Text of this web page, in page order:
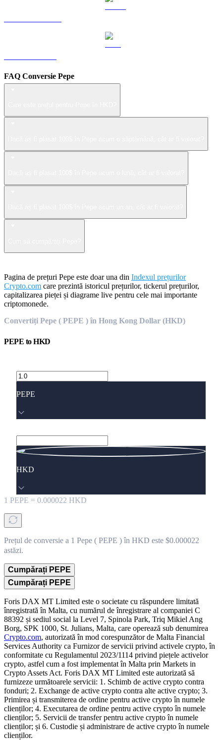
FAQ Conversie Pepe
Pagina de prețuri Pepe este doar una din Indexul prețurilor
Crypto.com care prezintă istoricul prețurilor, tickerul prețurilor,
capitalizarea pieței și diagrame live pentru cele mai importante
criptomonede.
Convertiți Pepe ( PEPE ) în Hong Kong Dollar (HKD)
PEPE toHKD
PEPE
HKD
1 PEPE = 0.000022 HKD
Prețul de conversie a 1 Pepe ( PEPE ) în HKD este $0.000022
astăzi.
Cumpărați PEPE
Cumpărați PEPE
Foris DAX MT Limited este o societate cu răspundere limitată
înregistrată în Malta, cu numărul de înregistrare al companiei C
88392 și sediul social la Level 7, Spinola Park, Triq Mikiel Ang
Borg, SPK 1000, St. Julians, Malta, care operează sub denumirea
Crypto.com, autorizată în mod corespunzător de Malta Financial
Services Authority ca Furnizor de servicii privind activele crypto, în
conformitate cu Regulamentul 2023/1114 privind piețele activelor
crypto, astfel cum a fost implementat în Malta prin Markets in
Crypto Assets Act. Foris DAX MT Limited este autorizată să
furnizeze următoarele servicii: 1. Schimb de active crypto contra
fonduri; 2. Exchange de active crypto contra alte active crypto; 3.
Primirea și transmiterea de ordine pentru active crypto în numele
clienților; 4. Executarea de ordine pentru active crypto în numele
clienților; 5. Servicii de transfer pentru active crypto în numele
clienților; și 6. Custodie și administrare de active crypto în numele
clienților.